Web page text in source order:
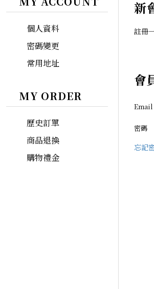
個人資料
密碼變更
常用地址
MY ORDER
歷史訂單
商品退換
購物禮金
新
註冊
會
Email
密碼
忘記